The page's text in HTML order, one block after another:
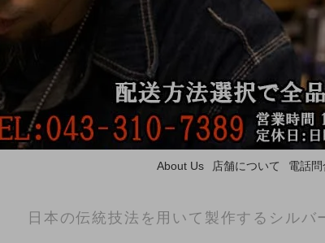
About Us 店舗について 電話
日本の伝統技法を用いて製作するシルバ